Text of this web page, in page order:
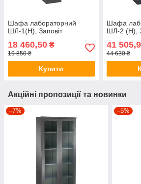
Шафа лабораторний
ШЛ-1(Н), Заповіт
18 460,50 ₴
19 850 ₴
Купити
Шафа
ШЛ-2 (Н),
41
44 630 ₴
Акційні пропозиції та новинки
–7% –5%